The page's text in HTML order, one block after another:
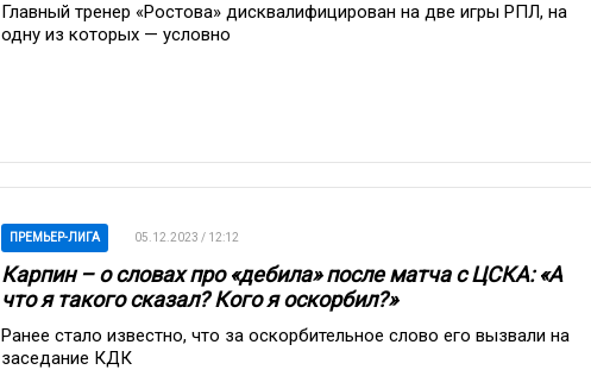
Главный тренер «Ростова» дисквалифицирован на две игры РПЛ, на
одну из которых — условно
ПРЕМЬЕР-ЛИГА 05.12.2023 / 12:12
Карпин – о словах про «дебила» после матча с ЦСКА: «А
что я такого сказал? Кого я оскорбил?»
Ранее стало известно, что за оскорбительное слово его вызвали на
заседание КДК